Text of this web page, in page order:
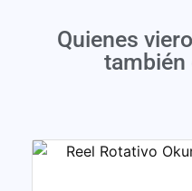
Quienes
también